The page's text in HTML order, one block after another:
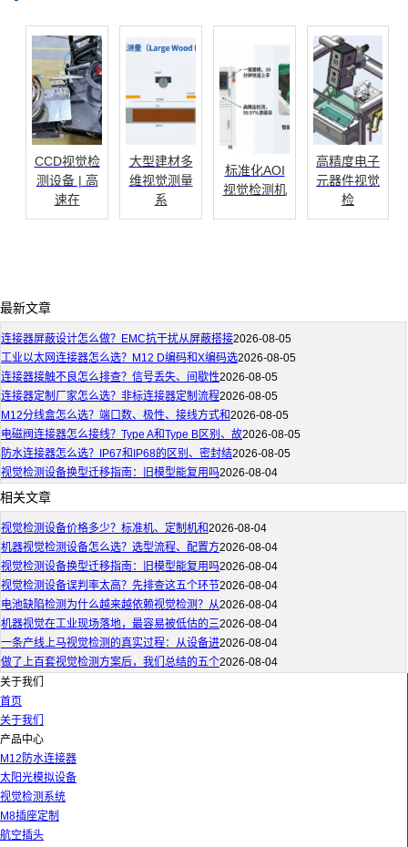
CCD视觉检
测设备 | 高
速在
大型建材多
维视觉测量
系
标准化AOI
视觉检测机
高精度电子
元器件视觉
检
最新文章
连接器屏蔽设计怎么做？EMC抗干扰从屏蔽搭接2026-08-05
工业以太网连接器怎么选？M12 D编码和X编码选2026-08-05
连接器接触不良怎么排查？信号丢失、间歇性2026-08-05
连接器定制厂家怎么选？非标连接器定制流程2026-08-05
M12分线盒怎么选？端口数、极性、接线方式和2026-08-05
电磁阀连接器怎么接线？Type A和Type B区别、故2026-08-05
防水连接器怎么选？IP67和IP68的区别、密封结2026-08-05
视觉检测设备换型迁移指南：旧模型能复用吗2026-08-04
相关文章
视觉检测设备价格多少？标准机、定制机和2026-08-04
机器视觉检测设备怎么选？选型流程、配置方2026-08-04
视觉检测设备换型迁移指南：旧模型能复用吗2026-08-04
视觉检测设备误判率太高？先排查这五个环节2026-08-04
电池缺陷检测为什么越来越依赖视觉检测？从2026-08-04
机器视觉在工业现场落地，最容易被低估的三2026-08-04
一条产线上马视觉检测的真实过程：从设备进2026-08-04
做了上百套视觉检测方案后，我们总结的五个2026-08-04
关于我们
首页
关于我们
产品中心
M12防水连接器
太阳光模拟设备
视觉检测系统
M8插座定制
航空插头